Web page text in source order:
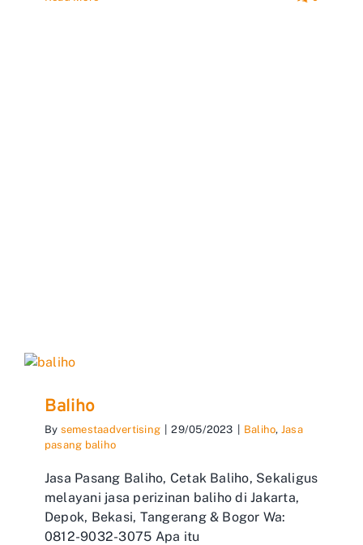
Baliho
By semestaadvertising 29/05/2023 Baliho, Jasa
pasang baliho
Jasa Pasang Baliho, Cetak Baliho, Sekaligus
melayani jasa perizinan baliho di Jakarta,
Depok, Bekasi, Tangerang & Bogor Wa:
0812-9032-3075 Apa itu